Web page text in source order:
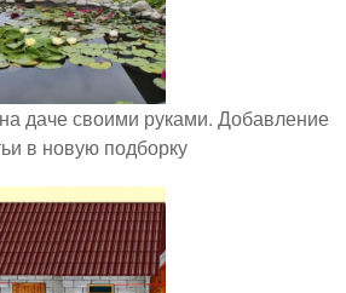
даче своими руками. Добавление
в новую подборку